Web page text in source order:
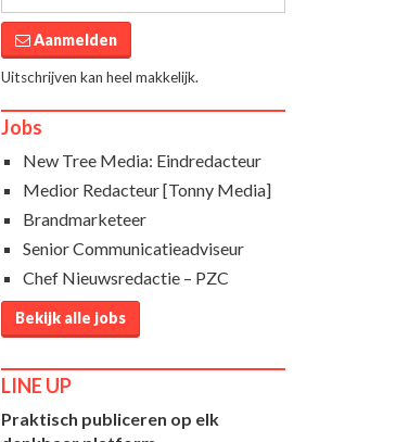
Aanmelden
Uitschrijven kan heel makkelijk.
Jobs
New Tree Media: Eindredacteur
Medior Redacteur [Tonny Media]
Brandmarketeer
Senior Communicatieadviseur
Chef Nieuwsredactie – PZC
Bekijk alle jobs
LINE UP
Praktisch publiceren op elk